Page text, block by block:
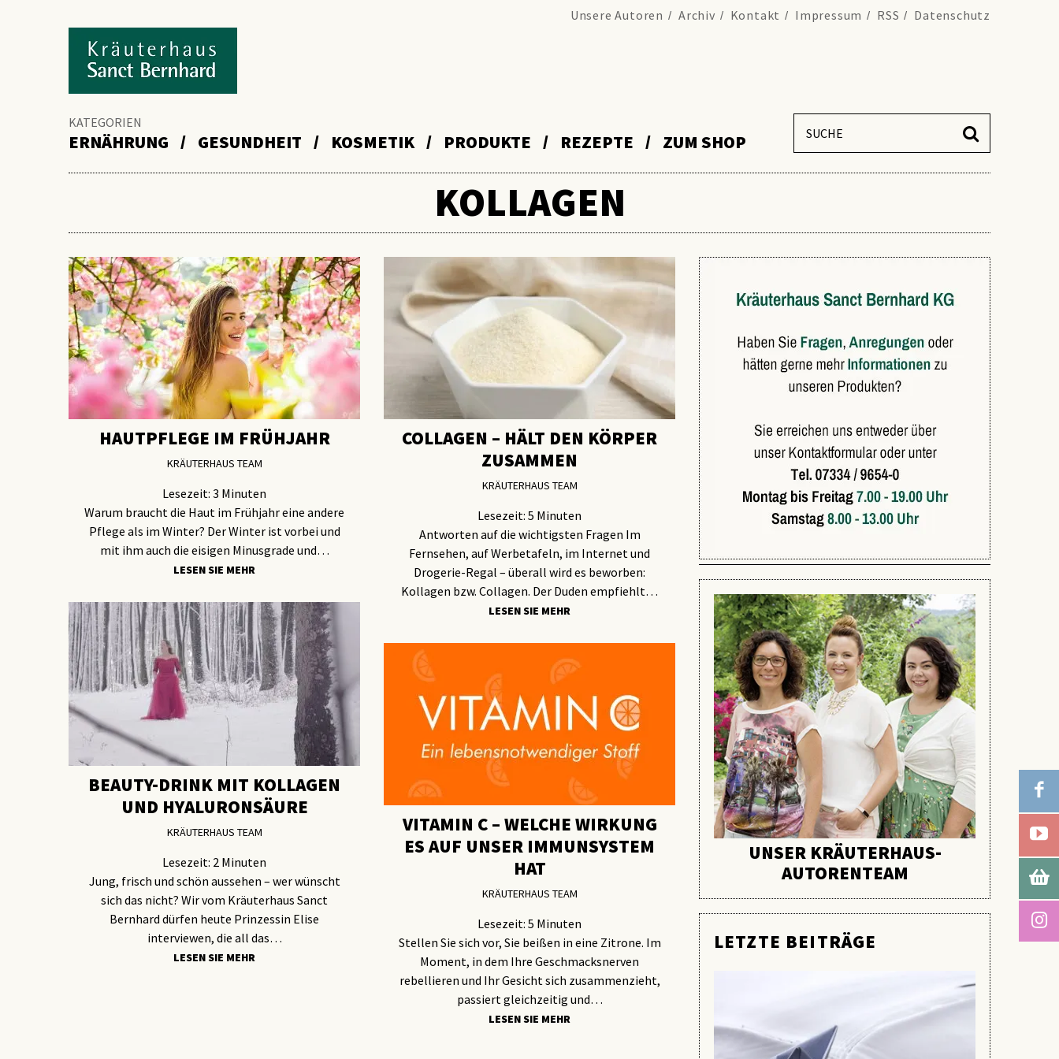
Unsere Autoren Archiv Kontakt Impressum RSS Datenschutz
KATEGORIEN
ERNÄHRUNG GESUNDHEIT KOSMETIK PRODUKTE REZEPTE ZUM SHOP
KOLLAGEN
HAUTPFLEGE IM FRÜHJAHR
KRÄUTERHAUS TEAM
Lesezeit: 3 Minuten
Warum braucht die Haut im Frühjahr eine andere
Pflege als im Winter? Der Winter ist vorbei und
mit ihm auch die eisigen Minusgrade und…
LESEN SIE MEHR
COLLAGEN – HÄLT DEN KÖRPER
ZUSAMMEN
KRÄUTERHAUS TEAM
Lesezeit: 5 Minuten
Antworten auf die wichtigsten Fragen Im
Fernsehen, auf Werbetafeln, im Internet und
Drogerie-Regal – überall wird es beworben:
Kollagen bzw. Collagen. Der Duden empfiehlt…
LESEN SIE MEHR
BEAUTY-DRINK MIT KOLLAGEN
UND HYALURONSÄURE
KRÄUTERHAUS TEAM
Lesezeit: 2 Minuten
Jung, frisch und schön aussehen – wer wünscht
sich das nicht? Wir vom Kräuterhaus Sanct
Bernhard dürfen heute Prinzessin Elise
interviewen, die all das…
LESEN SIE MEHR
VITAMIN C – WELCHE WIRKUNG
ES AUF UNSER IMMUNSYSTEM
HAT
KRÄUTERHAUS TEAM
Lesezeit: 5 Minuten
Stellen Sie sich vor, Sie beißen in eine Zitrone. Im
Moment, in dem Ihre Geschmacksnerven
rebellieren und Ihr Gesicht sich zusammenzieht,
passiert gleichzeitig und…
LESEN SIE MEHR
UNSER KRÄUTERHAUS-
AUTORENTEAM
LETZTE BEITRÄGE